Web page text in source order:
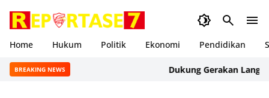
Home Hukum Politik Ekonomi Pendidikan
BREAKING NEWS Dukung Gerakan Langit